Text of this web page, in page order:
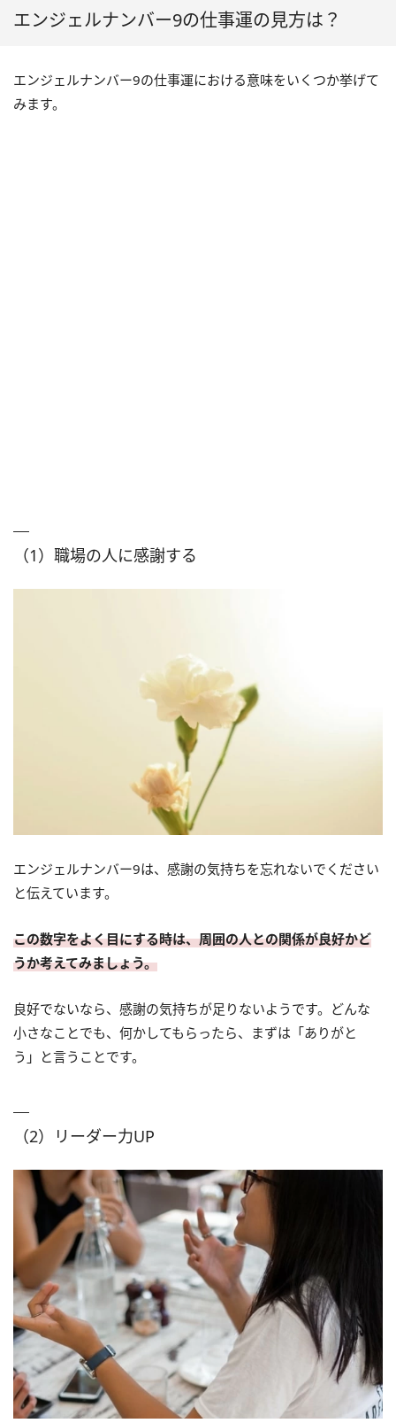
エンジェルナンバー9の仕事運の見方は？
エンジェルナンバー9の仕事運における意味をいくつか挙げて
みます。
（1）職場の人に感謝する
エンジェルナンバー9は、感謝の気持ちを忘れないでください
と伝えています。
この数字をよく目にする時は、周囲の人との関係が良好かど
うか考えてみましょう。
良好でないなら、感謝の気持ちが足りないようです。どんな
小さなことでも、何かしてもらったら、まずは「ありがと
う」と言うことです。
（2）リーダー力UP